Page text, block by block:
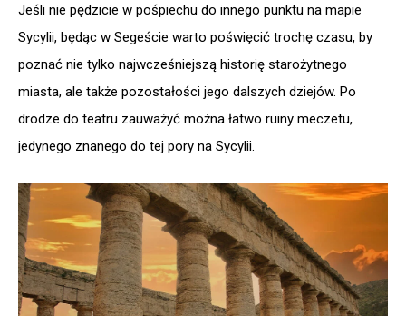
Jeśli nie pędzicie w pośpiechu do innego punktu na mapie
Sycylii, będąc w Segeście warto poświęcić trochę czasu, by
poznać nie tylko najwcześniejszą historię starożytnego
miasta, ale także pozostałości jego dalszych dziejów. Po
drodze do teatru zauważyć można łatwo ruiny meczetu,
jedynego znanego do tej pory na Sycylii.